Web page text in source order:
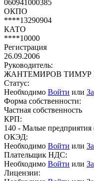
060941000385
ОКПО
****13290904
КАТО
****10000
Регистрация
26.09.2006
Руководитель:
ЖАНТЕМИРОВ
Статус:
Необходимо Войти или
Форма собственности:
Частная собственность
КРП:
140 - Малые предприятия
ОКЭД:
Необходимо Войти или
Плательщик НДС:
Необходимо Войти или
Лицензии: